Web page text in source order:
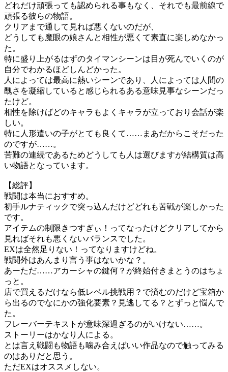
どれだけ頑張っても認められる事もなく、それでも最前線で
頑張る彼らの物語。
クリアまで通して見れば悪くないのだが、
どうしても魔眼の娘さんと相性が悪くて素直に楽しめなかっ
た。
特に盛り上がるはずのタイマンシーンは目が死んでいくのが
自分でわかるほどしんどかった。
人によっては最高に熱いシーンであり、人によっては人間の
醜さを凝縮していると感じられるある意味見事なシーンだっ
たけど。
相性を除けばどのキャラもよくキャラが立っており会話が楽
しい。
特に人形遣いの子がとても良くて……まあだからこそだった
のですが……。
苦難の連続であるためどうしても人は選びますが結構質は高
い物語となっています。
【総評】
戦闘は本当におすすめ。
初手ルナティックで突っ込んだけどどれも苦戦が楽しかった
です。
アイテムの制限きつすぎぃ！ってなったけどクリアしてから
見ればそれも悪くないバランスでした。
EXは全然足りない！ってなりますけどね。
戦闘外はあんまり言う事はないかな？。
あーただ……アカーシャの鍵何？が終始付きまとうのはちょ
っと。
店で買えるだけなら低レベル挑戦用？で済むのだけど宝箱か
ら出るのでなにかの強化要素？見逃してる？とずっと悩んで
た。
フレーバーテキストが意味深過ぎるのがいけない……。
ストーリーはかなり人による。
とは言え戦闘も物語も噛み合えばいい作品なので触ってみる
のはありだと思う。
ただEXはオススメしない。